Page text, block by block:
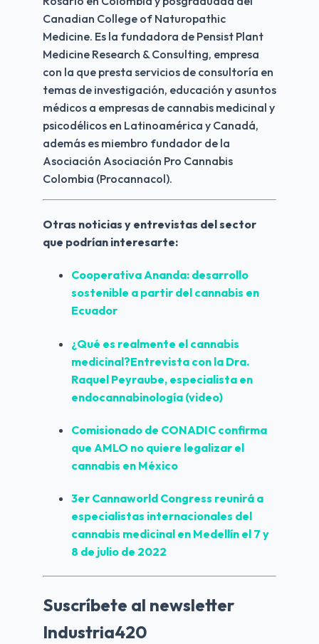
Canadian College of Naturopathic
Medicine. Es la fundadora de Pensist Plant
Medicine Research & Consulting, empresa
con la que presta servicios de consultoría en
temas de investigación, educación y asuntos
médicos a empresas de cannabis medicinal y
psicodélicos en Latinoamérica y Canadá,
además es miembro fundador de la
Asociación Asociación Pro Cannabis
Colombia (Procannacol).
Otras noticias y entrevistas del sector
que podrían interesarte:
Cooperativa Ananda: desarrollo
sostenible a partir del cannabis en
Ecuador
¿Qué es realmente el cannabis
medicinal?Entrevista con la Dra.
Raquel Peyraube, especialista en
endocannabinología (video)
Comisionado de CONADIC confirma
que AMLO no quiere legalizar el
cannabis en México
3er Cannaworld Congress reunirá a
especialistas internacionales del
cannabis medicinal en Medellín el 7 y
8 de julio de 2022
Suscríbete al newsletter
Industria420